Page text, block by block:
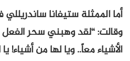
أما الممثلة ستيفانا
وقالت: “لقد وهبني سحر
الأشياء معاً.. ويا لها من أشياء!